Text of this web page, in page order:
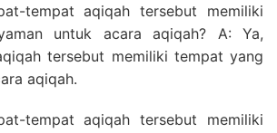
tempat aqiqah tersebut memiliki
untuk acara aqiqah? A: Ya,
tersebut memiliki tempat yang
aqiqah.
tempat aqiqah tersebut memiliki